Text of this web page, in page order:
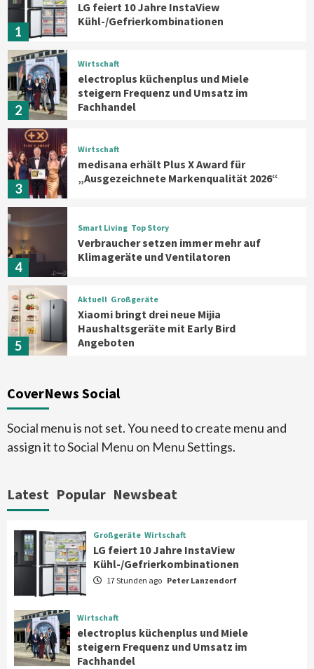
1
LG feiert 10 Jahre InstaView
Kühl-/Gefrierkombinationen
2
Wirtschaft
electroplus küchenplus und Miele
steigern Frequenz und Umsatz im
Fachhandel
3
Wirtschaft
medisana erhält Plus X Award für
„Ausgezeichnete Markenqualität 2026“
4
Smart Living Top Story
Verbraucher setzen immer mehr auf
Klimageräte und Ventilatoren
5
Aktuell Großgeräte
Xiaomi bringt drei neue Mijia
Haushaltsgeräte mit Early Bird
Angeboten
6
Bauknecht MattProtect
Oberfläche
7
statt Feature-Flut
Großgeräte
LG feiert 10 Jahre InstaView
Kühl-/Gefrierkombinationen
2
Wirtschaft
electroplus küchenplus und Miele
steigern Frequenz und Umsatz im
Fachhandel
CoverNews Social
Social menu is not set. You need to create menu and
assign it to Social Menu on Menu Settings.
Latest Popular Newsbeat
Großgeräte Wirtschaft
LG feiert 10 Jahre InstaView
Kühl-/Gefrierkombinationen
17 Stunden ago Peter Lanzendorf
Wirtschaft
electroplus küchenplus und Miele
steigern Frequenz und Umsatz im
Fachhandel